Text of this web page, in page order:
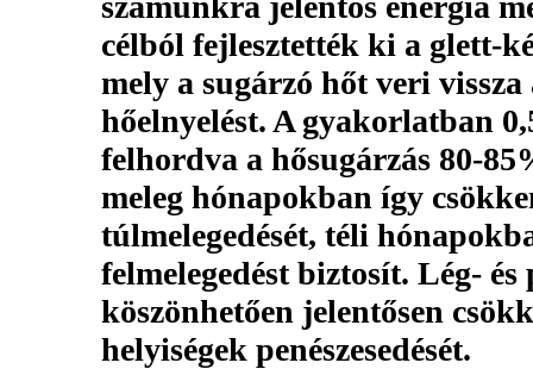
célból fejlesztették ki a glett-
mely a sugárzó hőt veri
hőelnyelést. A gyakorlatban
felhordva a hősugárzás 80-
meleg hónapokban így
túlmelegedését, téli
felmelegedést biztosít. Lég- és
köszönhetően jelentősen
helyiségek penészesedését.